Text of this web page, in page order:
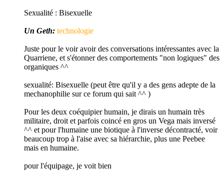
Sexualité : Bisexuelle
Un Geth: technologie
Juste pour le voir avoir des conversations intéressantes avec la
Quarriene, et s'étonner des comportements "non logiques" des
organiques ^^
sexualité: Bisexuelle (peut être qu'il y a des gens adepte de la
mechanophilie sur ce forum qui sait ^^ )
Pour les deux coéquipier humain, je dirais un humain très
militaire, droit et parfois coincé en gros un Vega mais inversé
^^ et pour l'humaine une biotique à l'inverse décontracté, voir
beaucoup trop à l'aise avec sa hiérarchie, plus une Peebee
mais en humaine.
pour l'équipage, je voit bien